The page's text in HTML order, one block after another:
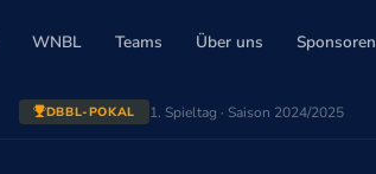
WNBL Teams Über uns Sponsoren
DBBL-POKAL 1. Spieltag · Saison 2024/2025